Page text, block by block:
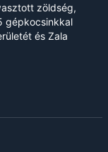
zöldség,
gépkocsinkkal
és Zala